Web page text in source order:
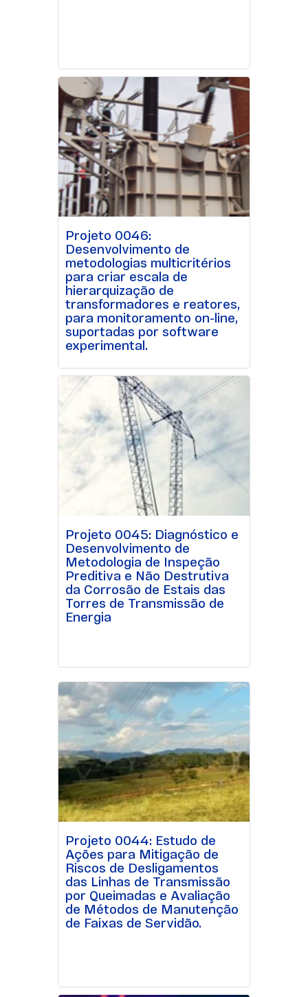
Projeto 0046:
Desenvolvimento de
metodologias multicritérios
para criar escala de
hierarquização de
transformadores e reatores,
para monitoramento on-line,
suportadas por software
experimental.
Projeto 0045: Diagnóstico e
Desenvolvimento de
Metodologia de Inspeção
Preditiva e Não Destrutiva
da Corrosão de Estais das
Torres de Transmissão de
Energia
Projeto 0044: Estudo de
Ações para Mitigação de
Riscos de Desligamentos
das Linhas de Transmissão
por Queimadas e Avaliação
de Métodos de Manutenção
de Faixas de Servidão.